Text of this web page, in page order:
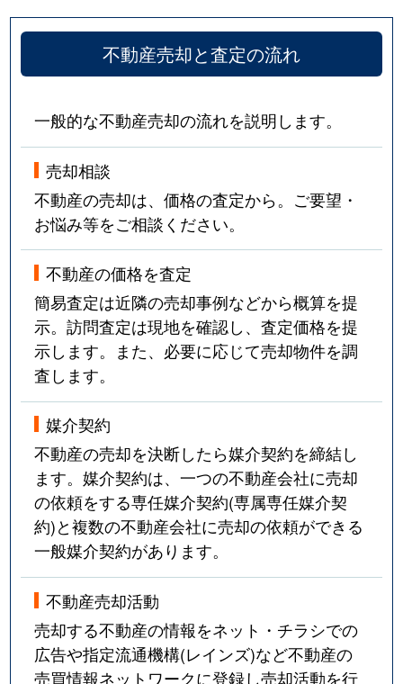
不動産売却と査定の流れ
一般的な不動産売却の流れを説明します。
売却相談
不動産の売却は、価格の査定から。ご要望・
お悩み等をご相談ください。
不動産の価格を査定
簡易査定は近隣の売却事例などから概算を提
示。訪問査定は現地を確認し、査定価格を提
示します。また、必要に応じて売却物件を調
査します。
媒介契約
不動産の売却を決断したら媒介契約を締結し
ます。媒介契約は、一つの不動産会社に売却
の依頼をする専任媒介契約(専属専任媒介契
約)と複数の不動産会社に売却の依頼ができる
一般媒介契約があります。
不動産売却活動
売却する不動産の情報をネット・チラシでの
広告や指定流通機構(レインズ)など不動産の
売買情報ネットワークに登録し売却活動を行